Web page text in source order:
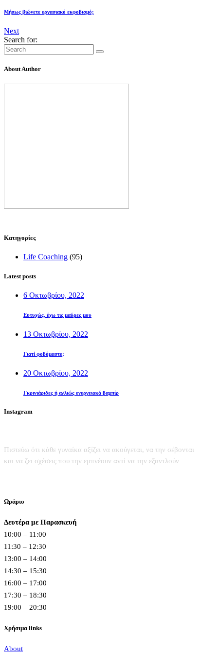
Μήπως βιώνετε εργασιακό εκφοβισμό;
Next
Search for:
About Author
Kατηγορίες
Life Coaching (95)
Latest posts
6 Οκτωβρίου, 2022
Ευτυχώς, έχω τις μαύρες μου
13 Οκτωβρίου, 2022
Γιατί φοβόμαστε;
20 Οκτωβρίου, 2022
Γκρινιάριδες ή αλλιώς ενεργειακά βαμπίρ
Instagram
Πιστεύω ότι κάθε γυναίκα αξίζει να ακούγεται, να την σέβονται
και να ζει σχέσεις που την εμπνέουν αντί να την εξαντλούν
Ωράριο
Δευτέρα με Παρασκευή
10:00 – 11:00
11:30 – 12:30
13:00 – 14:00
14:30 – 15:30
16:00 – 17:00
17:30 – 18:30
19:00 – 20:30
Χρήσιμα links
About